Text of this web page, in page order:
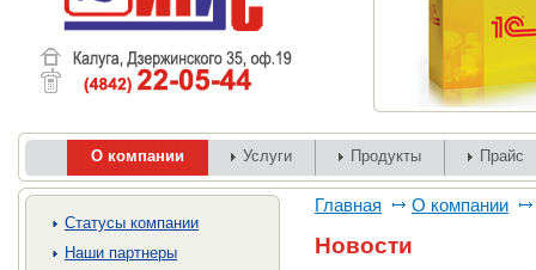
О компании Услуги Продукты Прайс
Cтатусы компании
Наши партнеры
Главная О компании
Новости